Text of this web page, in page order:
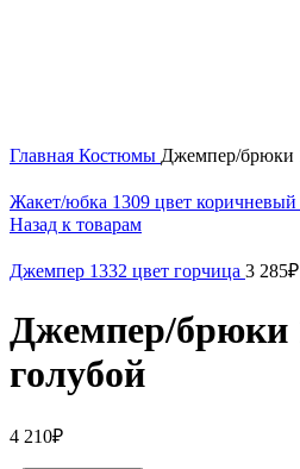
Главная Костюмы Джемпер/брюки
Жакет/юбка 1309 цвет коричневый
Назад к товарам
Джемпер 1332 цвет горчица 3 285₽
Джемпер/брюки
голубой
4 210₽